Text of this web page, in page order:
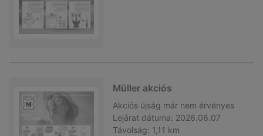
Müller akciós
Akciós újság már nem érvényes
Lejárat dátuma: 2026.06.07
Távolság: 1,11 km